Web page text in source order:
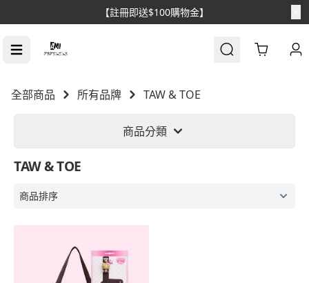
【註冊即送$100購物金】
Cart
全部商品 所有品牌 TAW & TOE
商品分類
TAW & TOE